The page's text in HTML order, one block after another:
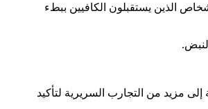
الذين يستقبلون الكافيين ببطء
.
مزيد من التجارب السريرية لتأكيد